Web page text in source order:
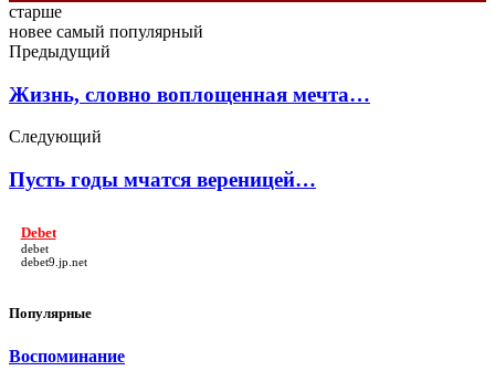
старше
новее самый популярный
Предыдущий
Жизнь, словно воплощенная мечта…
Следующий
Пусть годы мчатся вереницей…
Debet
debet
debet9.jp.net
Популярные
Воспоминание